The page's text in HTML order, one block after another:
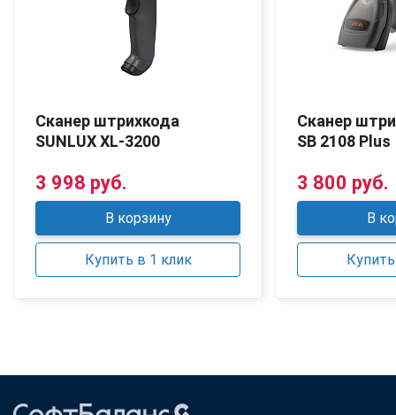
Сканер штрихкода
SUNLUX XL-3200
3 998 руб.
В корзину
Купить в 1 клик
Сканер
SB 2108 Plus
3 800 руб.
В